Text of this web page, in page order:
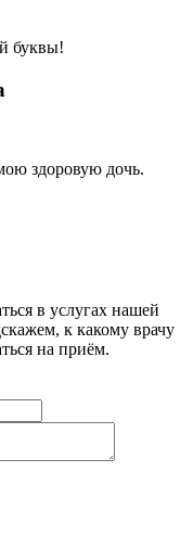
буквы!
здоровую дочь.
в услугах нашей
к какому врачу
на приём.